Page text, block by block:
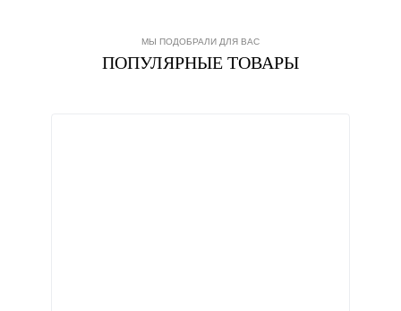
МЫ ПОДОБРАЛИ ДЛЯ ВАС
ПОПУЛЯРНЫЕ ТОВАРЫ